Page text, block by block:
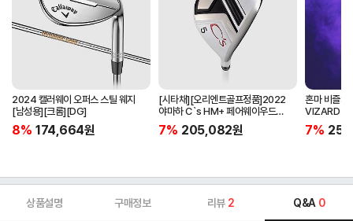
2024 캘러웨이 오퍼스 스틸 웨지
[남성용][크롬][DG]
8% 174,664원
[시타채][오리엔트골프정품]2022
야마하 C`s HM+ 페어웨이우드
[여성용][화이트][C`s HM+
ORIGINAL]
7% 205,082원
혼마 비즐3
VIZARD 유
클럽케이스
7%
상품설명 구매정보 리뷰 2 Q&A 0